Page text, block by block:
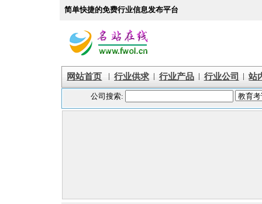
简单快捷的免费行业信息发布平台
网站首页 | 行业供求 | 行业产品 | 行业公司 | 站